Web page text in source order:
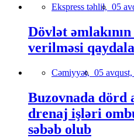
Ekspress təhlil, 05
Dövlət
verilməsi
Cəmiyyət, 05
Buzovnada dörd
drenaj işləri
səbəb olub